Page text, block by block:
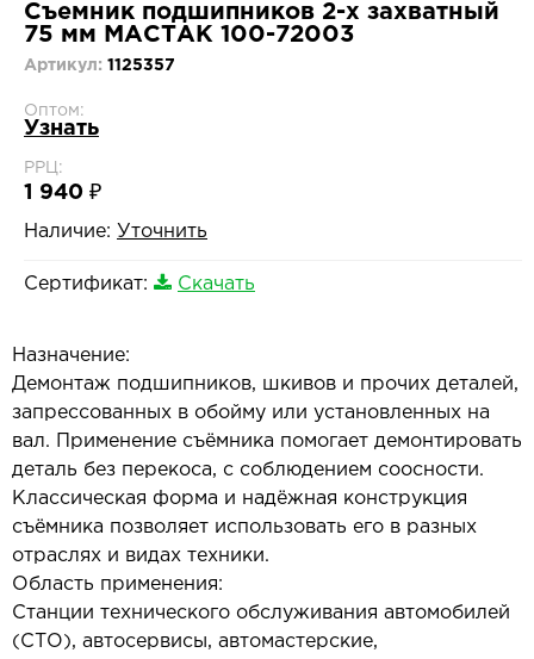
Съемник подшипников 2-х захватный
75 мм МАСТАК 100-72003
Артикул: 1125357
Оптом:
Узнать
РРЦ:
1 940 ₽
Наличие: Уточнить
Сертификат: Скачать
Назначение:
Демонтаж подшипников, шкивов и прочих деталей,
запрессованных в обойму или установленных на
вал. Применение съёмника помогает демонтировать
деталь без перекоса, с соблюдением соосности.
Классическая форма и надёжная конструкция
съёмника позволяет использовать его в разных
отраслях и видах техники.
Область применения:
Станции технического обслуживания автомобилей
(СТО), автосервисы, автомастерские,